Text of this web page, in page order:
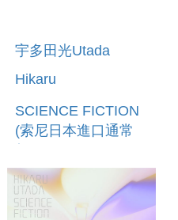
宇多田光Utada
Hikaru
SCIENCE FICTION
(索尼日本進口通常